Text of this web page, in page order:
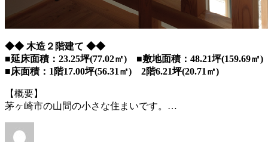
◆◆ 木造２階建て ◆◆
■延床面積：23.25坪(77.02㎡) ■敷地面積：48.21坪(159.69㎡)
■床面積：1階17.00坪(56.31㎡) 2階6.21坪(20.71㎡)
【概要】
茅ヶ崎市の山間の小さな住まいです。…